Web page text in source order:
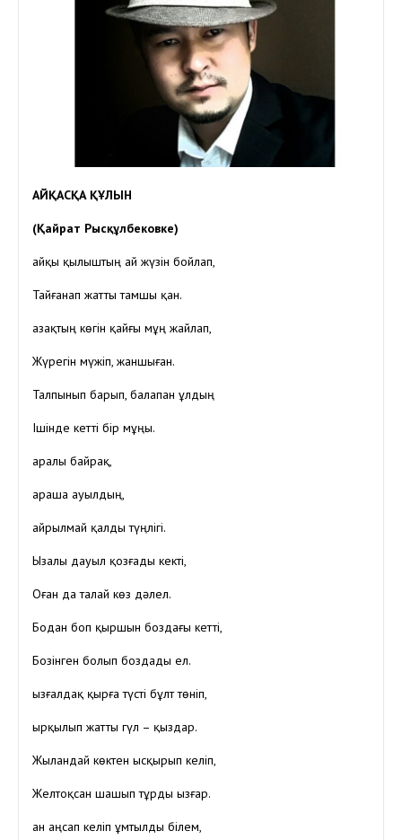
АЙҚАСҚА ҚҰЛЫН
(Қайрат Рысқұлбековке)
Қайқы қылыштың ай жүзін бойлап,
Тайғанап жатты тамшы қан.
Қазақтың көгін қайғы мұң жайлап,
Жүрегін мүжіп, жаншыған.
Талпынып барып, балапан ұлдың
Ішінде кетті бір мұңы.
Қаралы байрақ,
Қараша ауылдың,
Қайрылмай қалды түңлігі.
Ызалы дауыл қозғады кекті,
Оған да талай көз дәлел.
Бодан боп қыршын боздағы кетті,
Бозінген болып боздады ел.
Қызғалдақ қырға түсті бұлт төніп,
Қырқылып жатты гүл – қыздар.
Жыландай көктен ысқырып келіп,
Желтоқсан шашып тұрды ызғар.
Қан аңсап келіп ұмтылды білем,